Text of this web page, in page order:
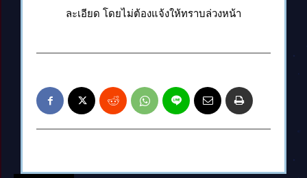
ละเอียด โดยไม่ต้องแจ้งให้ทราบล่วงหน้า